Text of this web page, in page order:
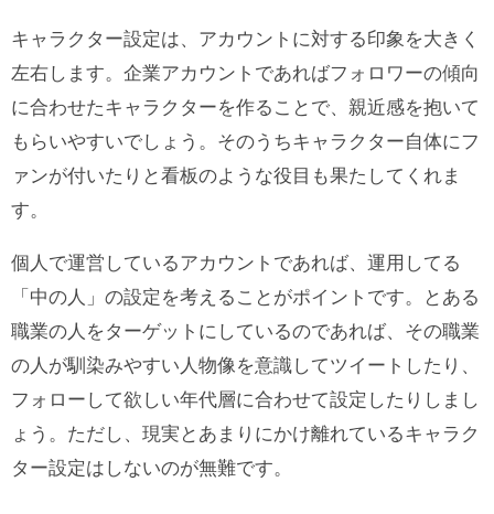
キャラクター設定は、アカウントに対する印象を大きく
左右します。企業アカウントであればフォロワーの傾向
に合わせたキャラクターを作ることで、親近感を抱いて
もらいやすいでしょう。そのうちキャラクター自体にフ
ァンが付いたりと看板のような役目も果たしてくれま
す。
個人で運営しているアカウントであれば、運用してる
「中の人」の設定を考えることがポイントです。とある
職業の人をターゲットにしているのであれば、その職業
の人が馴染みやすい人物像を意識してツイートしたり、
フォローして欲しい年代層に合わせて設定したりしまし
ょう。ただし、現実とあまりにかけ離れているキャラク
ター設定はしないのが無難です。